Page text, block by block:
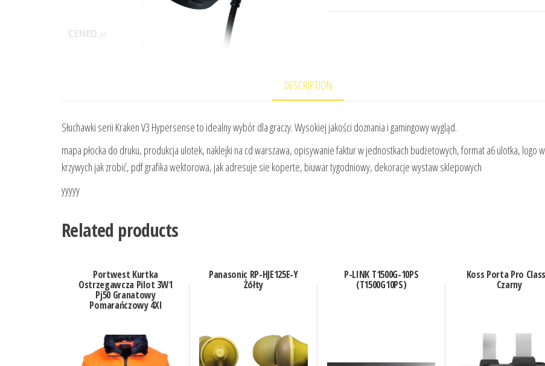
DESCRIPTION
Słuchawki serii Kraken V3 Hypersense to idealny wybór dla graczy. Wysokiej jakości doznania i gamingowy wygląd.
mapa płocka do druku, produkcja ulotek, naklejki na cd warszawa, opisywanie faktur w jednostkach budżetowych, format a6 ulotka, logo w
krzywych jak zrobić, pdf grafika wektorowa, jak adresuje sie koperte, biuwar tygodniowy, dekoracje wystaw sklepowych
yyyyy
Related products
Portwest Kurtka
Ostrzegawcza Pilot 3W1
Pj50 Granatowy
Pomarańczowy 4Xl
Panasonic RP-HJE125E-Y
Żółty
P-LINK T1500G-10PS
(T1500G10PS)
Koss Porta Pro
Czarny